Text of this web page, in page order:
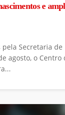
e
Secretaria de
agosto, o Centro